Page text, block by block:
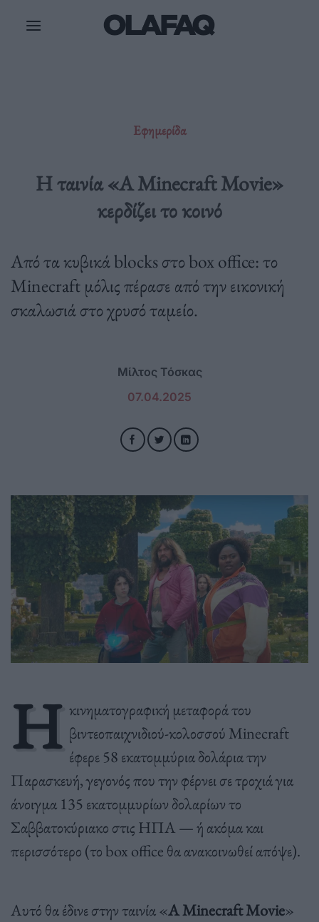
Εφημερίδα
Η ταινία «A Minecraft Movie»
κερδίζει το κοινό
Από τα κυβικά blocks στο box office: το
Minecraft μόλις πέρασε από την εικονική
σκαλωσιά στο χρυσό ταμείο.
Μίλτος Τόσκας
07.04.2025
Η κινηματογραφική μεταφορά του
βιντεοπαιχνιδιού-κολοσσού Minecraft
έφερε 58 εκατομμύρια δολάρια την
Παρασκευή, γεγονός που την φέρνει σε τροχιά για
άνοιγμα 135 εκατομμυρίων δολαρίων το
Σαββατοκύριακο στις ΗΠΑ — ή ακόμα και
περισσότερο (το box office θα ανακοινωθεί απόψε).
Αυτό θα έδινε στην ταινία «A Minecraft Movie»